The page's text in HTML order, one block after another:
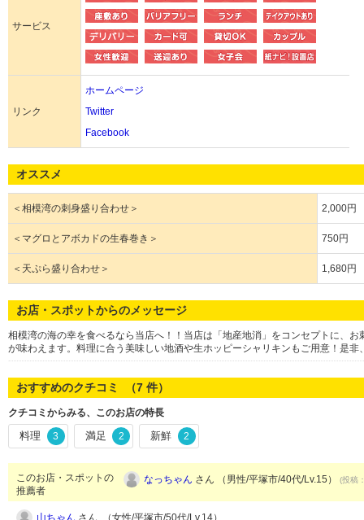
サービス
リンク
ホームページ
Twitter
Facebook
オススメ
＜相模湾の刺身盛り合わせ＞ 2,000円
＜マグロとアボカドの生春巻き＞ 750円
＜天ぷら盛り合わせ＞ 1,680円
お店・スポットからのメッセージ
相模湾の海の幸を食べるなら当店へ！！当店は「地産地消」をコンセプトに、
が味わえます。料理に合う美味しい地酒や生ホッピーシャリキンもご用意！是
おすすめのクチコミ （7 件）
クチコミからみる、このお店の特長
料理 3 満足 2 新鮮 2
このお店・スポットの
推薦者
なっちゃん さん （男性/平塚市/40代/Lv.15） (投稿
山ちゃん さん （女性/平塚市/50代/Lv.14）